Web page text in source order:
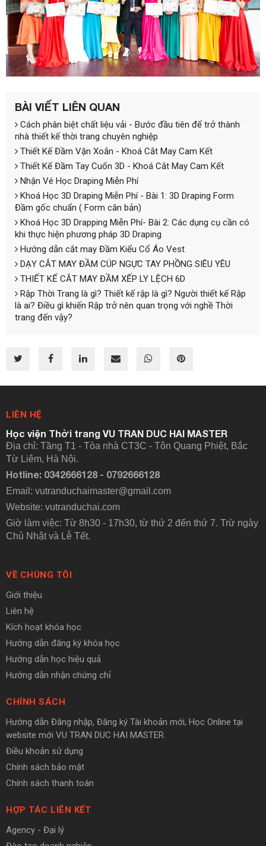
BÀI VIẾT LIÊN QUAN
Cách phân biệt chất liệu vải - Bước đầu tiên để trở thành
nhà thiết kế thời trang chuyên nghiệp
Thiết Kế Đầm Vặn Xoắn - Khoá Cắt May Cam Kết
Thiết Kế Đầm Tay Cuốn 3D - Khoá Cắt May Cam Kết
Nhận Vé Học Draping Miễn Phí
Khoá Học 3D Draping Miễn Phí - Bài 1: 3D Draping Form
Đầm gốc chuẩn ( Form căn bản)
Khoá Học 3D Drapping Miễn Phí- Bài 2: Các dụng cụ cần có
khi thực hiện phương pháp 3D Draping
Hướng dẫn cắt may Đầm Kiểu Cổ Áo Vest
DẠY CẮT MAY ĐẦM CÚP NGỰC TAY PHỒNG SIÊU YÊU
THIẾT KẾ CẮT MAY ĐẦM XẾP LY LỆCH 6D
Rập Thời Trang là gì? Thiết kế rập là gì? Người thiết kế Rập
là ai? Điều gì khiến Rập trở nên quan trọng với nghề Thời
trang đến vậy?
LIÊN HỆ
Học viện Thời trang VU TRAN DUC HAI MASTER
Địa chỉ: Tầng T1 - Tòa nhà CT3C - Tôn Quang Phiệt, Bắc
Từ Liêm, Hà Nội.
Hotline: 0342666128 - 0792666128
Email: vutranduchaimaster@gmail.com
Website: vutranduchai.com
Giờ làm việc: Từ 8h30 - 17h30, từ thứ 2 đến thứ 7. Trừ ngày
Chủ Nhật và Lễ Tết.
VỀ CHÚNG TÔI
Giới thiệu
Liên hệ
Kích hoạt khóa học
Hướng dẫn đăng ký khóa học
Hướng dẫn học hiệu quả
Hướng dẫn nhận chứng chỉ
CHÍNH SÁCH
Hướng dẫn Đăng nhập, Đăng ký Tài khoản mới, Học Online tại
website mới VU TRAN DUC HAI MASTER.
Điều khoản sử dụng
Chính sách bảo mật
Chính sách thanh toán
HỢP TÁC LIÊN KẾT
Agency - Đại lý